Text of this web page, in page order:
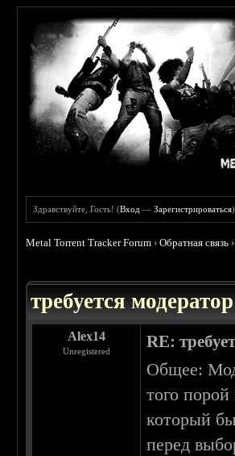
Здравствуйте, Гость! (Вход —Зарегистрироваться)
Metal Torrent Tracker Forum ›Обратная связь
требуется модератор
Alex14
Unregistered
RE:
Общее:
того
который
перед